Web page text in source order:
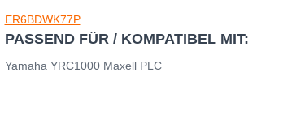
ER6BDWK77P
PASSEND FÜR / KOMPATIBEL MIT:
Yamaha YRC1000 Maxell PLC